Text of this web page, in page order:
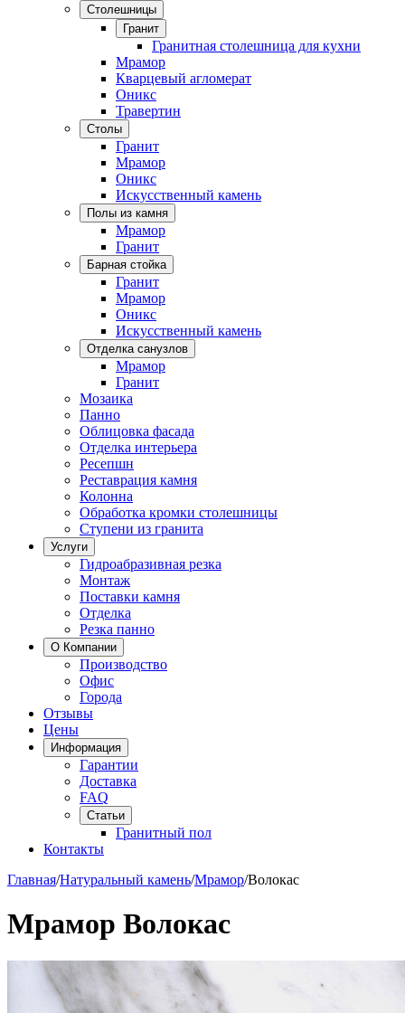
Столешницы
Гранит
Гранитная столешница для кухни
Мрамор
Кварцевый агломерат
Оникс
Травертин
Столы
Гранит
Мрамор
Оникс
Искусственный камень
Полы из камня
Мрамор
Гранит
Барная стойка
Гранит
Мрамор
Оникс
Искусственный камень
Отделка санузлов
Мрамор
Гранит
Мозаика
Панно
Облицовка фасада
Отделка интерьера
Ресепшн
Реставрация камня
Колонна
Обработка кромки столешницы
Ступени из гранита
Услуги
Гидроабразивная резка
Монтаж
Поставки камня
Отделка
Резка панно
О Компании
Производство
Офис
Города
Отзывы
Цены
Информация
Гарантии
Доставка
FAQ
Статьи
Гранитный пол
Контакты
Главная/Натуральный камень/Мрамор/Волокас
Мрамор Волокас